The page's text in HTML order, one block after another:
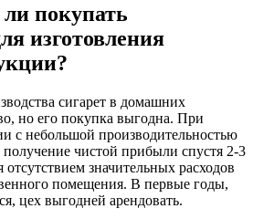
покупать
изготовления
сигарет в домашних
но его покупка выгодна. При
с небольшой производительностью
чистой прибыли спустя 2-3
отсутствием значительных расходов
помещения. В первые годы,
цех выгодней арендовать.